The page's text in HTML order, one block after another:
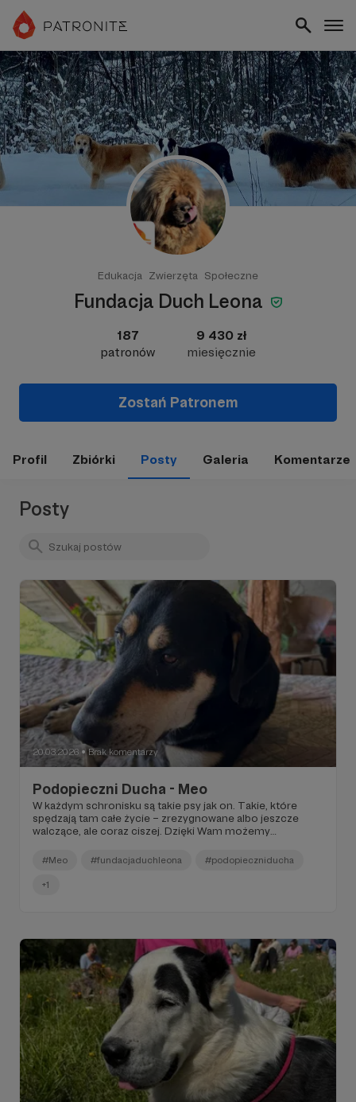
Edukacja Zwierzęta Społeczne
Fundacja Duch Leona
187
patronów
9 430 zł
miesięcznie
Zostań Patronem
Profil Zbiórki Posty Galeria Komentarze
Posty
20.03.2026 ● Brak komentarzy
Podopieczni Ducha - Meo
W każdym schronisku są takie psy jak on. Takie, które
spędzają tam całe życie – zrezygnowane albo jeszcze
walczące, ale coraz ciszej. Dzięki Wam możemy
#Meo #fundacjaduchleona #podopieczniducha
+1